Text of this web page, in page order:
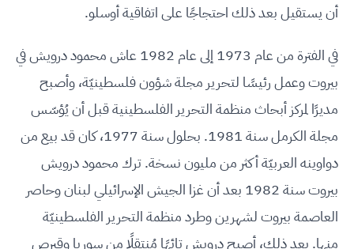
أن يستقيل بعد ذلك احتجاجًا على اتفاقية أوسلو.
في الفترة من عام 1973 إلى عام 1982 عاش محمود درويش في
بيروت وعمل رئيسًا لتحرير مجلة شؤون فلسطينيّة، وأصبح
مديرًا لمركز أبحاث منظمة التحرير الفلسطينية قبل أن يُؤسّس
مجلة الكرمل سنة 1981. بحلول سنة 1977، كان قد بيع من
دواوينه العربيّة أكثر من مليون نسخة. ترك محمود درويش
بيروت سنة 1982 بعد أن غزا الجيش الإسرائيلي لبنان وحاصر
العاصمة بيروت لشهرين وطرد منظمة التحرير الفلسطينيّة
منها. بعد ذلك، أصبح درويش تائهًا مُنتقلًا من سوريا وقبرص